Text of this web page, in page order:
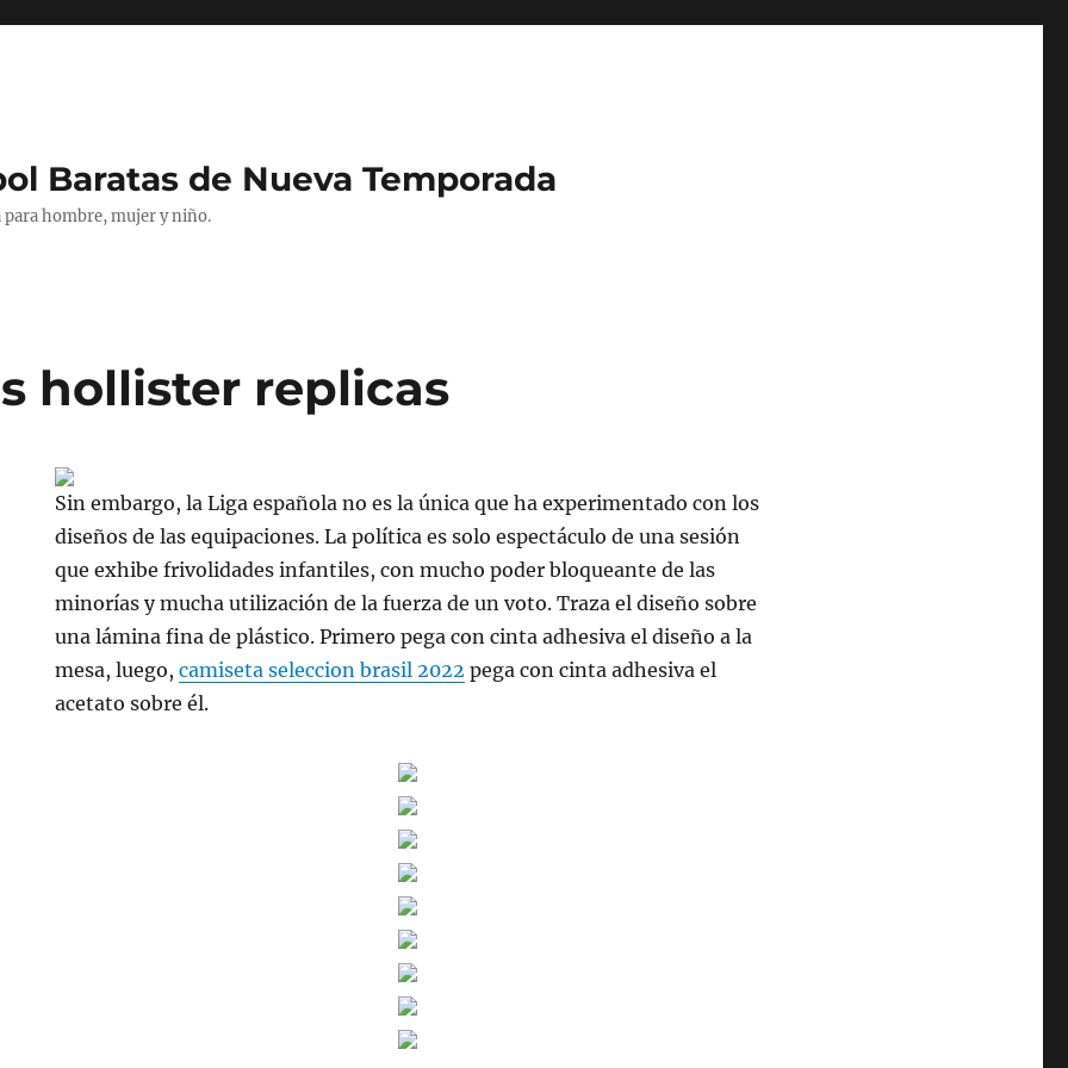
Baratas de Nueva Temporada
para hombre, mujer y niño.
hollister replicas
Sin embargo, la Liga española no es la única que ha experimentado con los
diseños de las equipaciones. La política es solo espectáculo de una sesión
que exhibe frivolidades infantiles, con mucho poder bloqueante de las
minorías y mucha utilización de la fuerza de un voto. Traza el diseño sobre
una lámina fina de plástico. Primero pega con cinta adhesiva el diseño a la
mesa, luego,camiseta seleccion brasil 2022 pega con cinta adhesiva el
acetato sobre él.